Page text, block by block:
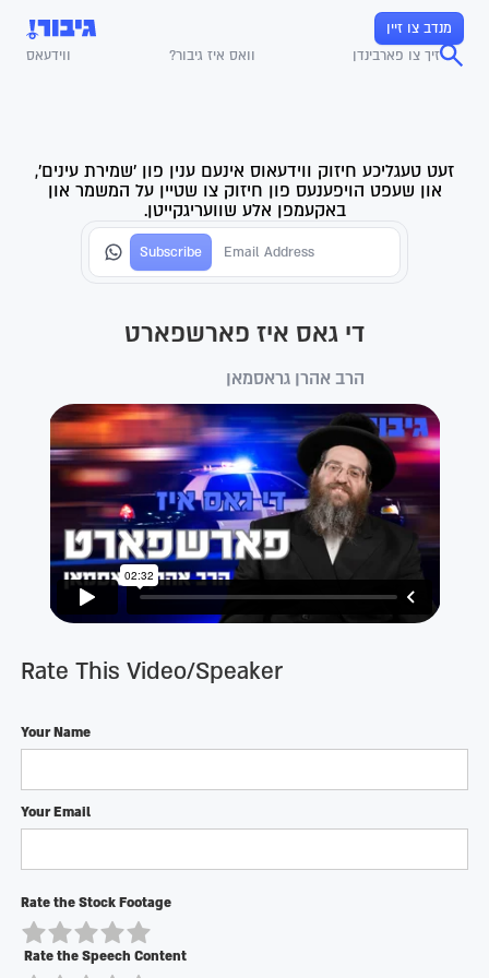
מנדב צו זיין
זיך צו פארבינדן
וואס איז גיבור? ווידעאס
זעט טעגליכע חיזוק ווידעאוס אינעם ענין פון 'שמירת עינים',
און שעפט הויפענעס פון חיזוק צו שטיין על המשמר און
באקעמפן אלע שוועריגקייטן.
די גאס איז פארשפארט
הרב אהרן גראסמאן
Rate This Video/Speaker
Your Name
Your Email
Rate the Stock Footage
Rate the Speech Content